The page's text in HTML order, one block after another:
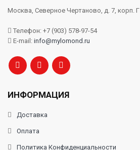
Москва, Северное Чертаново, д. 7, корп. Г
Телефон: +7 (903) 578-97-54
E-mail: info@mylomond.ru
ИНФОРМАЦИЯ
Доставка
Оплата
Политика Конфиденциальности